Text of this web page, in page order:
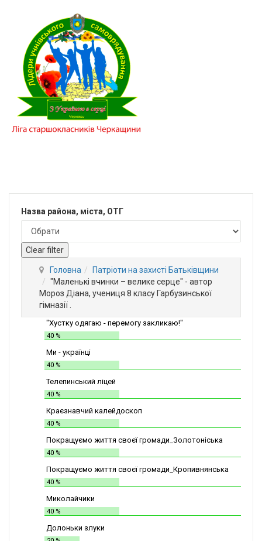
Назва района, міста, ОТГ
Clear filter
Головна
Патріоти на захисті Батьківщини
"Маленькі вчинки – велике серце" - автор
Мороз Діана, учениця 8 класу Гарбузинської
гімназії .
"Хустку одягаю - перемогу закликаю!"
40 %
Ми - українці
40 %
Телепинський ліцей
40 %
Краєзнавчий калейдоскоп
40 %
Покращуємо життя своєї громади_Золотоніська
СШІТ №2
40 %
Покращуємо життя своєї громади_Кропивнянська
ЗОШ
40 %
Миколайчики
40 %
Долоньки злуки